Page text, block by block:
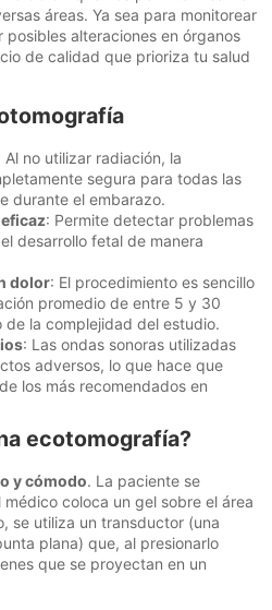
áreas. Ya sea para monitorear
alteraciones en órganos
de calidad que prioriza tu salud
Al no utilizar radiación, la
segura para todas las
durante el embarazo.
: Permite detectar problemas
desarrollo fetal de manera
dolor: El procedimiento es sencillo
promedio de entre 5 y 30
de la complejidad del estudio.
: Las ondas sonoras utilizadas
adversos, lo que hace que
los más recomendados en
ecotomografía?
y cómodo. La paciente se
coloca un gel sobre el área
se utiliza un transductor (una
plana) que, al presionarlo
que se proyectan en un